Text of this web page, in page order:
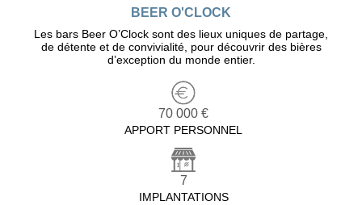
BEER O'CLOCK
Les bars Beer O’Clock sont des lieux uniques de partage,
de détente et de convivialité, pour découvrir des bières
d’exception du monde entier.
70 000 €
APPORT PERSONNEL
7
IMPLANTATIONS